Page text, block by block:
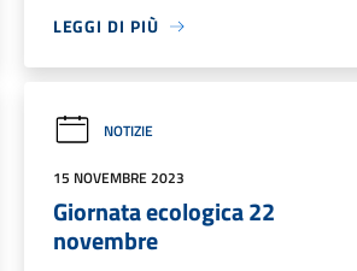
LEGGI DI PIÙ
NOTIZIE
15 NOVEMBRE 2023
Giornata ecologica 22
novembre